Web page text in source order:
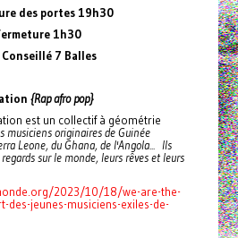
des portes 19h30
1h30
Conseillé 7 Balles
{Rap afro pop}
est un collectif à géométrie
musiciens originaires de Guinée
Leone, du Ghana, de l'Angola... Ils
sur le monde, leurs rêves et leurs
2023/10/18/we-are-the-
des-jeunes-musiciens-exiles-de-